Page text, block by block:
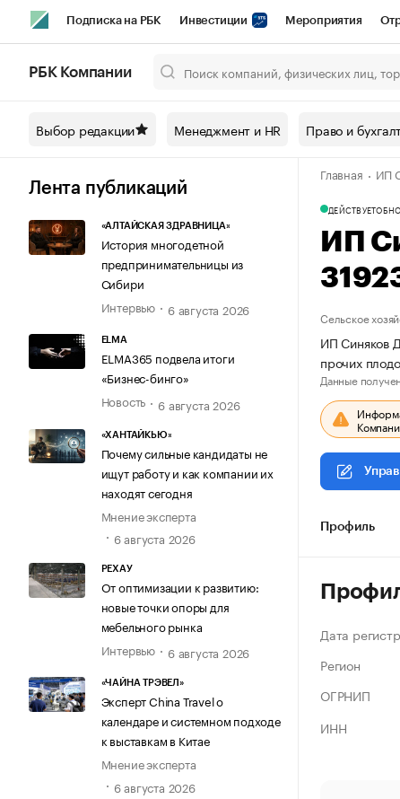
Подписка на РБК Инвестиции Мероприятия
Спецпроекты СПб Конференции СПб Спецпроекты
Технологии и медиа Рынок наличной
РБК Компании
Выбор редакции Менеджмент и HR Право и
Лента публикаций
«АЛТАЙСКАЯ ЗДРАВНИЦА»
История многодетной
предпринимательницы из
Сибири
Интервью
6 августа 2026
ELMA
ELMA365 подвела итоги
«Бизнес-бинго»
Новость
6 августа 2026
«ХАНТАЙКЬЮ»
Почему сильные кандидаты не
ищут работу и как компании их
находят сегодня
Мнение эксперта
6 августа 2026
РЕХАУ
От оптимизации к развитию:
новые точки опоры для
мебельного рынка
Интервью
6 августа 2026
«ЧАЙНА ТРЭВЕЛ»
Эксперт China Travel о
календаре и системном подходе
к выставкам в Китае
Мнение эксперта
6 августа 2026
Главная ИП
ДЕЙСТВУЕТ
ИП
Сельское
ИП Синяков
прочих
Данные
Профиль
Дата
Регион
ОГРНИП
ИНН